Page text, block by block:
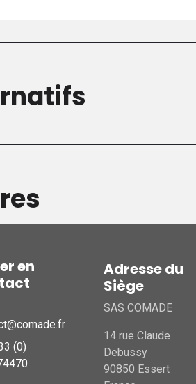
en
(0)
Adresse du
Siège
SAS COMADE
14 rue Claude
Debussy
90850 Essert